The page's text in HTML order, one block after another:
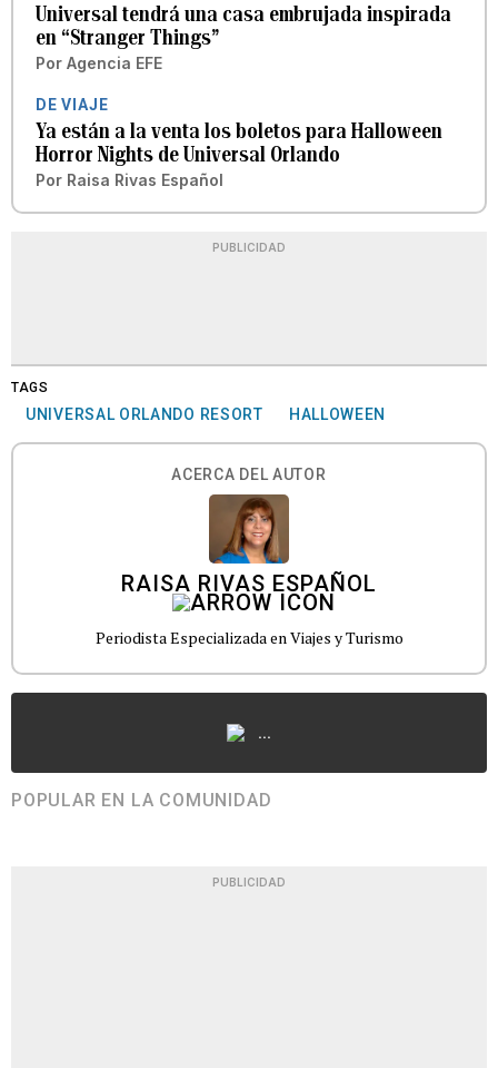
Universal tendrá una casa embrujada inspirada
en “Stranger Things”
Por Agencia EFE
DE VIAJE
Ya están a la venta los boletos para Halloween
Horror Nights de Universal Orlando
Por Raisa Rivas Español
PUBLICIDAD
TAGS
UNIVERSAL ORLANDO RESORT HALLOWEEN
ACERCA DEL AUTOR
RAISA RIVAS ESPAÑOL
Periodista Especializada en Viajes y Turismo
...
POPULAR EN LA COMUNIDAD
PUBLICIDAD